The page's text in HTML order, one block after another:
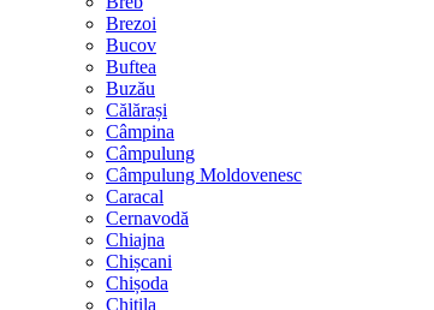
Brezoi
Bucov
Buftea
Buzău
Călărași
Câmpina
Câmpulung
Câmpulung Moldovenesc
Caracal
Cernavodă
Chiajna
Chișcani
Chișoda
Chitila